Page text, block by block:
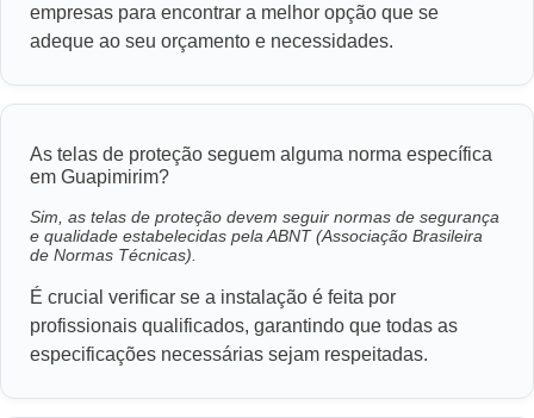
empresas para encontrar a melhor opção que se
adeque ao seu orçamento e necessidades.
As telas de proteção seguem alguma norma específica
em Guapimirim?
Sim, as telas de proteção devem seguir normas de segurança
e qualidade estabelecidas pela ABNT (Associação Brasileira
de Normas Técnicas).
É crucial verificar se a instalação é feita por
profissionais qualificados, garantindo que todas as
especificações necessárias sejam respeitadas.